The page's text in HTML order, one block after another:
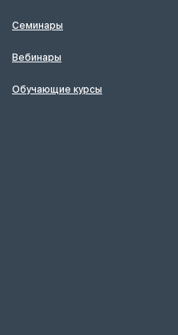
Семинары
Вебинары
Обучающие курсы